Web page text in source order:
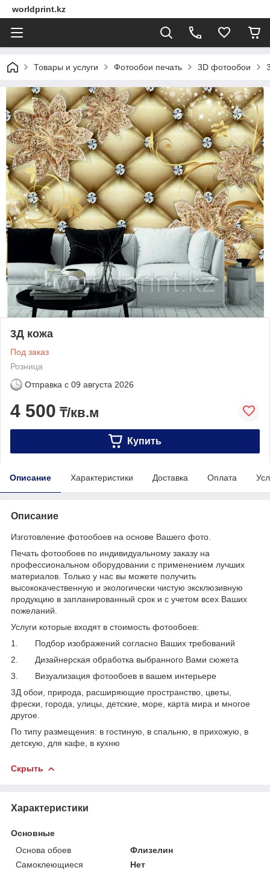
worldprint.kz
Товары и услуги Фотообои печать 3D фотообои
3Д кожа
Под заказ
Розница
Отправка с 09 августа 2026
4 500 ₸/кв.м
Купить
Описание Характеристики Доставка Оплата
Описание
Изготовление фотообоев на основе Вашего фото.
Печать фотообоев по индивидуальному заказу на
профессиональном оборудовании с применением лучших
материалов. Только у нас вы можете получить
высококачественную и экологически чистую эксклюзивную
продукцию в запланированный срок и с учетом всех Ваших
пожеланий.
Услуги которые входят в стоимость фотообоев:
1. Подбор изображений согласно Ваших требований
2. Дизайнерская обработка выбранного Вами сюжета
3. Визуализация фотообоев в вашем интерьере
3Д обои, природа, расширяющие пространство, цветы,
фрески, города, улицы, детские, море, карта мира и многое
другое.
По типу размещения: в гостиную, в спальню, в прихожую, в
детскую, для кафе, в кухню
Скрыть
Характеристики
Основные
Основа обоев
Флизелин
Самоклеющиеся
Нет